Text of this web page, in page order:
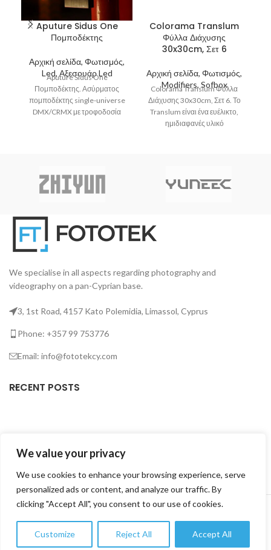
We value your privacy
We use cookies to enhance your browsing experience, serve
personalized ads or content, and analyze our traffic. By
clicking "Accept All", you consent to our use of cookies.
Customize Reject All Accept All
Aputure Sidus One
Πομποδέκτης
Αρχική σελίδα, Φωτισμός,
Led, Αξεσουάρ Led
Aputure Sidus One
Πομποδέκτης. Ασύρματος
πομποδέκτης single-universe
DMX/CRMX με τροφοδοσία
Colorama Translum
Φύλλα Διάχυσης
30x30cm, Σετ 6
Αρχική σελίδα, Φωτισμός,
Modifiers, Sofbox
Colorama Translum Φύλλα
Διάχυσης 30x30cm, Σετ 6. Το
Translum είναι ένα ευέλικτο,
ημιδιαφανές υλικό
We specialise in all aspects regarding photography and
videography on a pan-Cyprian base.
3, 1st Road, 4157 Kato Polemidia, Limassol, Cyprus
Phone: +357 99 753776
Email: info@fototekcy.com
RECENT POSTS
PRODUCT CATEGORIES
FOTOTEK 2026 CREATED BY DIGITAL MARKETING CITY
0